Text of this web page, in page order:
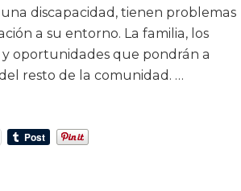
discapacidad, tienen problemas
a su entorno. La familia, los
y oportunidades que pondrán a
resto de la comunidad. …